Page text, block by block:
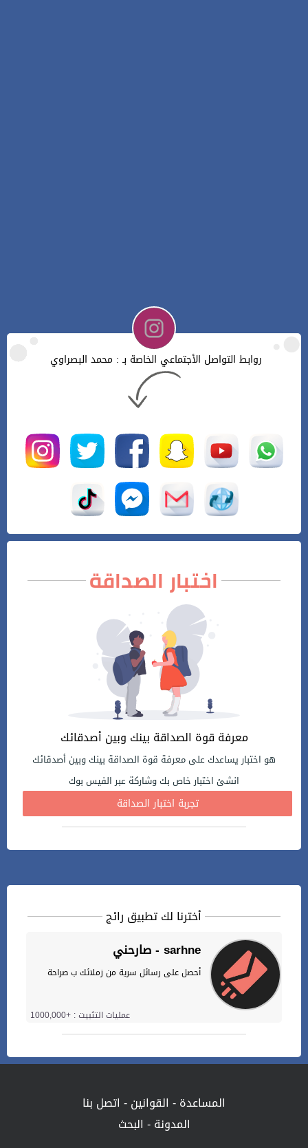
روابط التواصل الأجتماعي الخاصة بـ : محمد البصراوي
اختبار الصداقة
معرفة قوة الصداقة بينك وبين أصدقائك
هو اختبار يساعدك على معرفة قوة الصداقة بينك وبين أصدقائك
انشئ اختبار خاص بك وشاركة عبر الفيس بوك
تجربة اختبار الصداقة
أخترنا لك تطبيق رائج
صارحني - sarhne
أحصل على رسائل سرية من زملائك ب صراحة
عمليات التثبيت : +1000,000
المساعدة- القوانين- اتصل بنا
المدونة- البحث